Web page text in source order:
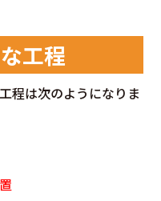
工程
程は次のようになりま